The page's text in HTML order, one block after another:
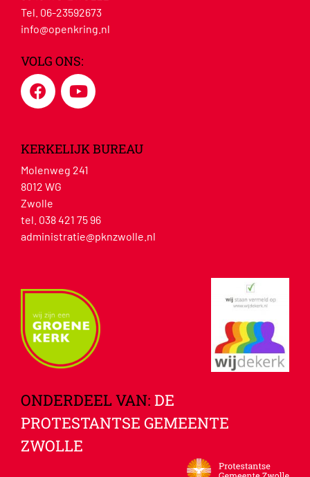
Tel. 06-23592673
info@openkring.nl
VOLG ONS:
KERKELIJK BUREAU
Molenweg 241
8012 WG
Zwolle
tel. 038 421 75 96
administratie@pknzwolle.nl
ONDERDEEL VAN: DE
PROTESTANTSE GEMEENTE
ZWOLLE